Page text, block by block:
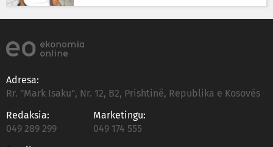
Adresa:
Rr. "Mark Isaku", Nr. 12, B2, Prishtinë, Republika e Kosovës
Redaksia:
049 289 299
Marketingu:
049 174 555